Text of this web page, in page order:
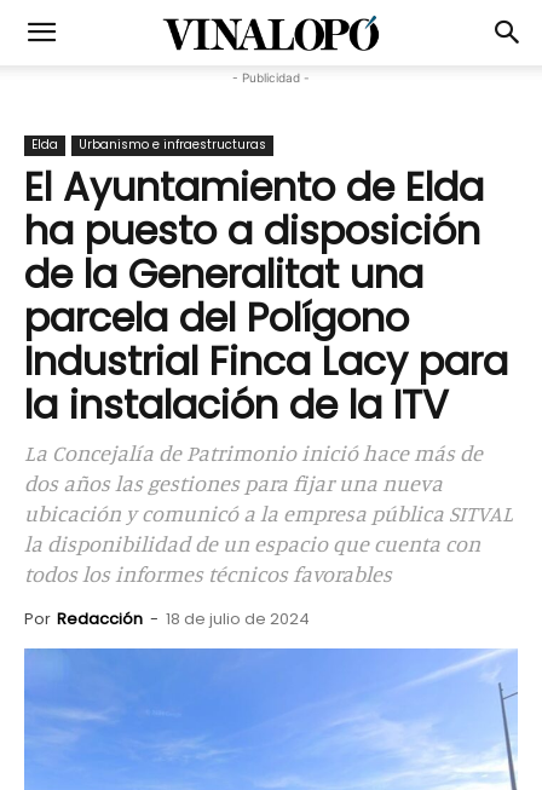
- Publicidad -
Elda Urbanismo e infraestructuras
El Ayuntamiento de Elda
ha puesto a disposición
de la Generalitat una
parcela del Polígono
Industrial Finca Lacy para
la instalación de la ITV
La Concejalía de Patrimonio inició hace más de
dos años las gestiones para fijar una nueva
ubicación y comunicó a la empresa pública SITVAL
la disponibilidad de un espacio que cuenta con
todos los informes técnicos favorables
Por Redacción - 18 de julio de 2024